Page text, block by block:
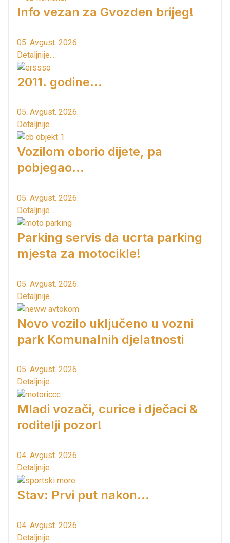
Info vezan za Gvozden brijeg!
05. Avgust. 2026.
Detaljnije...
2011. godine...
05. Avgust. 2026.
Detaljnije...
Vozilom oborio dijete, pa
pobjegao...
05. Avgust. 2026.
Detaljnije...
Parking servis da ucrta parking
mjesta za motocikle!
05. Avgust. 2026.
Detaljnije...
Novo vozilo uključeno u vozni
park Komunalnih djelatnosti
05. Avgust. 2026.
Detaljnije...
Mladi vozači, curice i dječaci &
roditelji pozor!
04. Avgust. 2026.
Detaljnije...
Stav: Prvi put nakon…
04. Avgust. 2026.
Detaljnije...